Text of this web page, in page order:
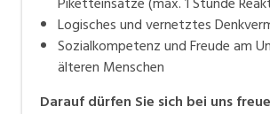
Logisches und vernetztes
Sozialkompetenz und Freude am
älteren Menschen
Daraufdürfen Sie sich bei uns